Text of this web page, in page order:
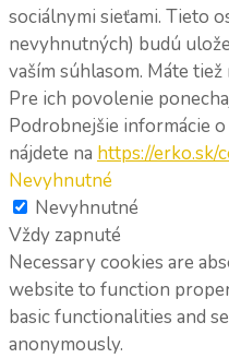
sociálnymi sieťami. Tieto
nevyhnutných) budú
vaším súhlasom. Máte
Pre ich povolenie
Podrobnejšie informácie
nájdete na https://erko.sk/
Nevyhnutné
Nevyhnutné
Vždy zapnuté
Necessary cookies are
website to function
basic functionalities and
anonymously.